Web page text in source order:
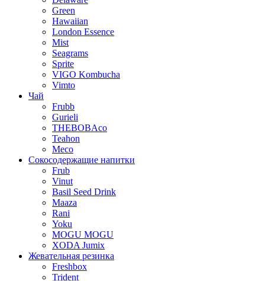
Green
Hawaiian
London Essence
Mist
Seagrams
Sprite
VIGO Kombucha
Vimto
Чай
Frubb
Gurieli
THEBOBAco
Teahon
Meco
Сокосодержащие напитки
Frub
Vinut
Basil Seed Drink
Maaza
Rani
Yoku
MOGU MOGU
XODA Jumix
Жевательная резинка
Freshbox
Trident